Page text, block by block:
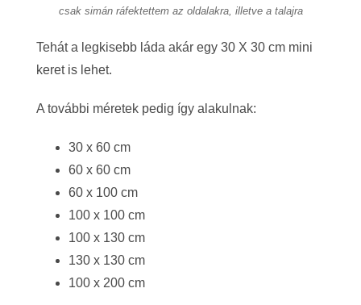
csak simán ráfektettem az oldalakra, illetve a talajra
Tehát a legkisebb láda akár egy 30 X 30 cm mini
keret is lehet.
A további méretek pedig így alakulnak:
30 x 60 cm
60 x 60 cm
60 x 100 cm
100 x 100 cm
100 x 130 cm
130 x 130 cm
100 x 200 cm